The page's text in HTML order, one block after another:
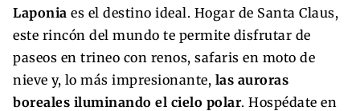
Laponia es el destino ideal. Hogar de Santa Claus,
este rincón del mundo te permite disfrutar de
paseos en trineo con renos, safaris en moto de
nieve y, lo más impresionante, las auroras
boreales iluminando el cielo polar. Hospédate en